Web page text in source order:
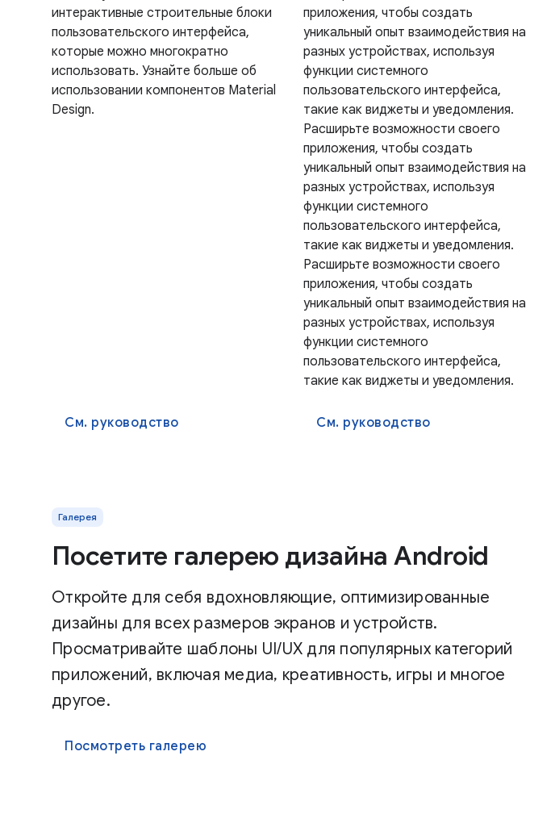
интерактивные строительные блоки
пользовательского интерфейса,
которые можно многократно
использовать. Узнайте больше об
использовании компонентов Material
Design.
См. руководство
приложения, чтобы создать
уникальный опыт взаимодействия на
разных устройствах, используя
функции системного
пользовательского интерфейса,
такие как виджеты и уведомления.
Расширьте возможности своего
приложения, чтобы создать
уникальный опыт взаимодействия на
разных устройствах, используя
функции системного
пользовательского интерфейса,
такие как виджеты и уведомления.
Расширьте возможности своего
приложения, чтобы создать
уникальный опыт взаимодействия на
разных устройствах, используя
функции системного
пользовательского интерфейса,
такие как виджеты и уведомления.
См. руководство
Галерея
Посетите галерею дизайна Android
Откройте для себя вдохновляющие, оптимизированные
дизайны для всех размеров экранов и устройств.
Просматривайте шаблоны UI/UX для популярных категорий
приложений, включая медиа, креативность, игры и многое
другое.
Посмотреть галерею